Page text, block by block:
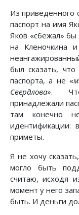
Из приведенного
паспорт на имя
Яков «сбежал» бы
на Кленочкина
был сказать,
паспорта, а не «
Свердлова».
принадлежали
там конечно
идентификации:
приметы.
Я не хочу
могло быть
считаю, исходя
момент у него
быть. И деньги